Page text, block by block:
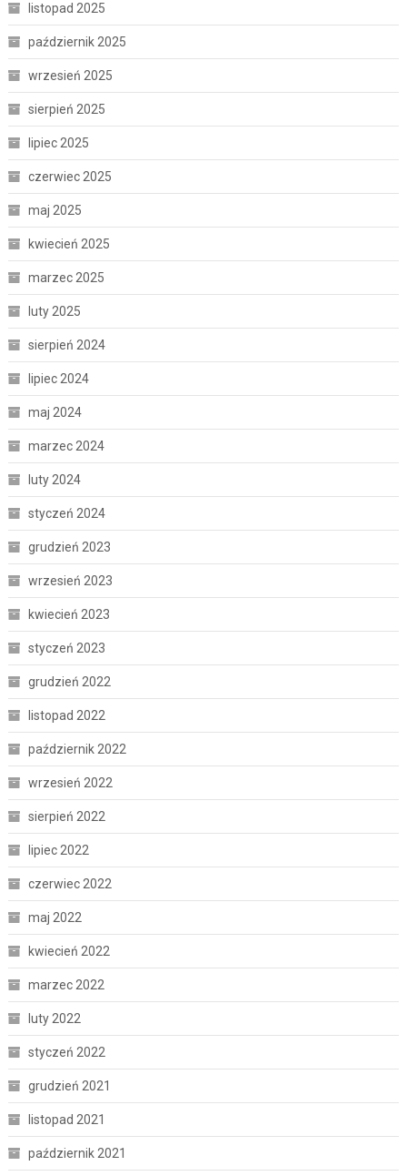
listopad 2025
październik 2025
wrzesień 2025
sierpień 2025
lipiec 2025
czerwiec 2025
maj 2025
kwiecień 2025
marzec 2025
luty 2025
sierpień 2024
lipiec 2024
maj 2024
marzec 2024
luty 2024
styczeń 2024
grudzień 2023
wrzesień 2023
kwiecień 2023
styczeń 2023
grudzień 2022
listopad 2022
październik 2022
wrzesień 2022
sierpień 2022
lipiec 2022
czerwiec 2022
maj 2022
kwiecień 2022
marzec 2022
luty 2022
styczeń 2022
grudzień 2021
listopad 2021
październik 2021